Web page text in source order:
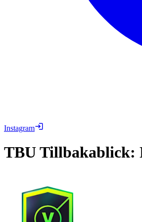
Instagram
TBUTillbakablick: